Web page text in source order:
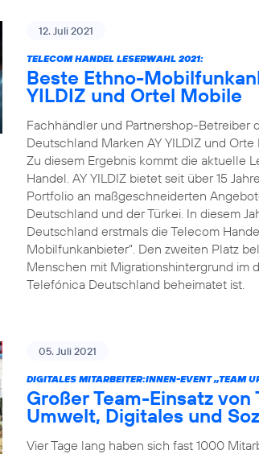
12. Juli 2021
TELECOM HANDEL LESERWAHL 2021:
Beste Ethno-
YILDIZ und Ortel Mobile
Fachhändler und Partnershop-Betreiber
Deutschland Marken AY YILDIZ und
Zu diesem Ergebnis kommt die aktuelle
Handel. AY YILDIZ bietet seit über 15
Portfolio an maßgeschneiderten
Deutschland und der Türkei. In diesem
Deutschland erstmals die Telecom
Mobilfunkanbieter“. Den zweiten Platz
Menschen mit Migrationshintergrund im
Telefónica Deutschland beheimatet ist.
05. Juli 2021
DIGITALES MITARBEITER:INNEN-EVENT „TEAM
Großer Team-Einsatz
Umwelt, Digitales und
Vier Tage lang haben sich fast 1000